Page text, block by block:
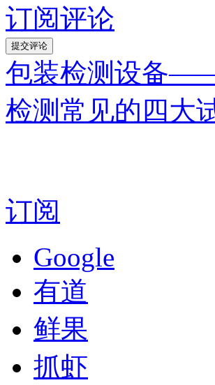
订阅评论
包装检测设备
检测常见的四大
订阅
Google
有道
鲜果
抓虾